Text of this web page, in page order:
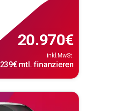
20.970€
inkl.MwSt.
239€mtl. finanzieren